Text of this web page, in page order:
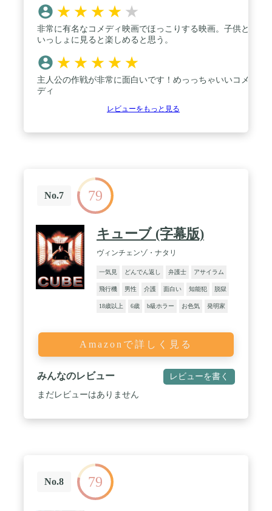
★ ★ ★ ★ ★
非常に有名なコメディ映画でほっこりする映画。子供と
いっしょに見ると楽しめると思う。
★ ★ ★ ★ ★
主人公の作戦が非常に面白いです！めっっちゃいいコメ
ディ
レビューをもっと見る
No.7 79
キューブ (字幕版)
ヴィンチェンゾ・ナタリ
一気見 どんでん返し 弁護士 アサイラム
飛行機 男性 介護 面白い 知能犯 脱獄
18歳以上 6歳 b級ホラー お色気 発明家
Amazonで詳しく見る
みんなのレビュー レビューを書く
まだレビューはありません
No.8 79